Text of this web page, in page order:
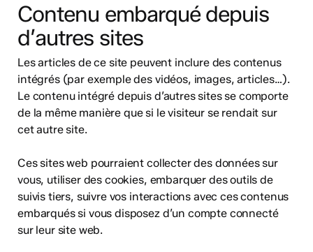
Contenu embarqué depuis
d’autres sites
Les articles de ce site peuvent inclure des contenus
intégrés (par exemple des vidéos, images, articles…).
Le contenu intégré depuis d’autres sites se comporte
de la même manière que si le visiteur se rendait sur
cet autre site.
Ces sites web pourraient collecter des données sur
vous, utiliser des cookies, embarquer des outils de
suivis tiers, suivre vos interactions avec ces contenus
embarqués si vous disposez d’un compte connecté
sur leur site web.